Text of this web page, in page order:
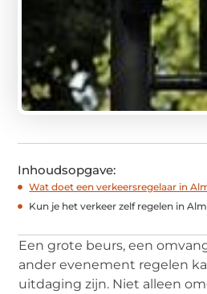
Inhoudsopgave:
Wat doet een verkeersregelaar in
Kun je het verkeer zelf regelen in
Een grote beurs, een
ander evenement regelen
uitdaging zijn. Niet alleen